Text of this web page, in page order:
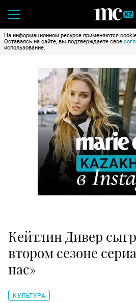
На информационном ресурсе применяются
Оставаясь на сайте, вы подтверждаете свое
использование.
Кейтлин Дивер
втором сезоне
нас»
КУЛЬТУРА